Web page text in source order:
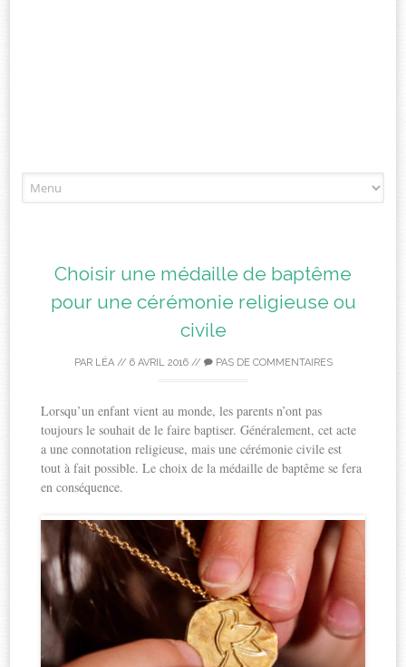
à
Choisir une médaille de baptême
pour une cérémonie religieuse ou
civile
PAR LÉA// 6 AVRIL 2016// PAS DE COMMENTAIRES
Lorsqu’un enfant vient au monde, les parents n’ont pas
toujours le souhait de le faire baptiser. Généralement, cet acte
a une connotation religieuse, mais une cérémonie civile est
tout à fait possible. Le choix de la médaille de baptême se fera
en conséquence.